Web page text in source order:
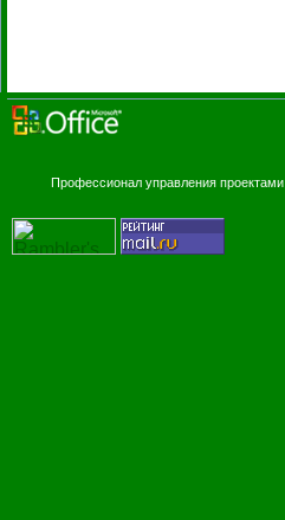
Профессионал управления проектами